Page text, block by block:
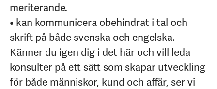
meriterande.
• kan kommunicera obehindrat i tal och
skrift på både svenska och engelska.
Känner du igen dig i det här och vill leda
konsulter på ett sätt som skapar utveckling
för både människor, kund och affär, ser vi